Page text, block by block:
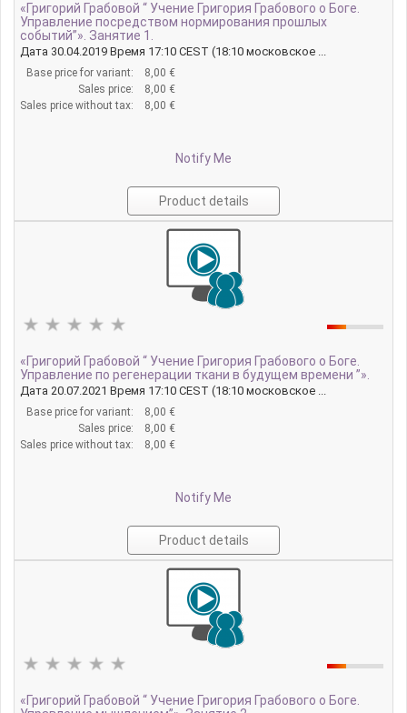
«Григорий Грабовой “ Учение Григория Грабового о Боге.
Управление посредством нормирования прошлых
событий”». Занятие 1.
Дата 30.04.2019 Время 17:10 CEST (18:10 московское ...
Base price for variant:
8,00 €
Sales price:
8,00 €
Sales price without tax:
8,00 €
Notify Me
Product details
«Григорий Грабовой “ Учение Григория Грабового о Боге.
Управление по регенерации ткани в будущем времени ”».
Дата 20.07.2021 Время 17:10 CEST (18:10 московское ...
Base price for variant:
8,00 €
Sales price:
8,00 €
Sales price without tax:
8,00 €
Notify Me
Product details
«Григорий Грабовой “ Учение Григория Грабового о Боге.